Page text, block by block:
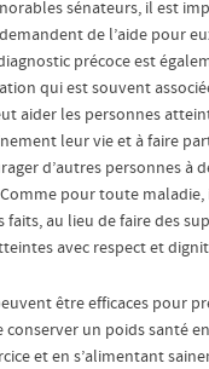
sénateurs, il est
de l’aide pour
précoce est
qui est souvent
aider les personnes
leur vie et à faire
d’autres personnes à
Comme pour toute
faits, au lieu de faire des
avec respect et
être efficaces pour
un poids santé
et en s’alimentant